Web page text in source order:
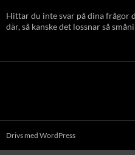
Hittar du inte svar på dina frågor
där, så kanske det lossnar så
Drivs med WordPress